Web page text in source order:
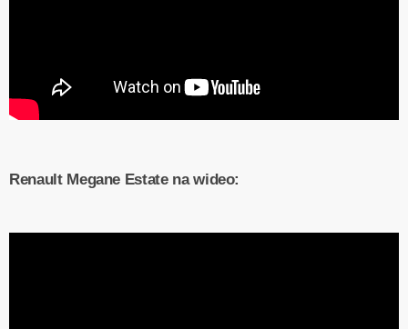
Renault Megane Estate na wideo: